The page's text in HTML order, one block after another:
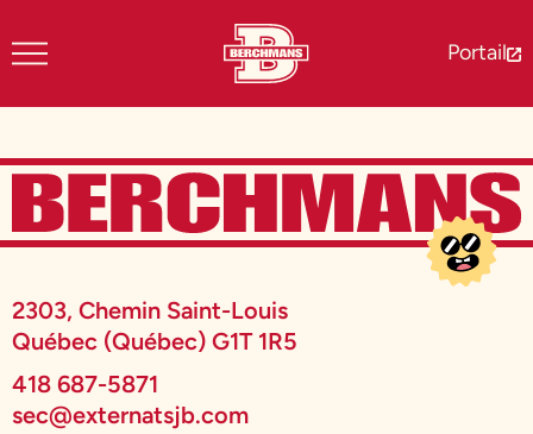
Portail
2303, Chemin Saint-Louis
Québec (Québec) G1T 1R5
418 687-5871
sec@externatsjb.com